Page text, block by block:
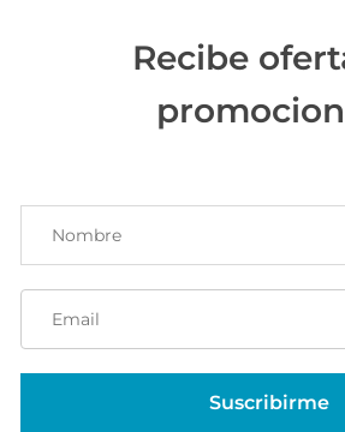
Recibe